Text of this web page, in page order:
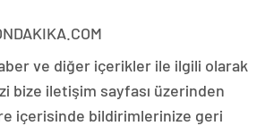
ve diğer içerikler ile ilgili olarak
bize iletişim sayfası üzerinden
içerisinde bildirimlerinize geri